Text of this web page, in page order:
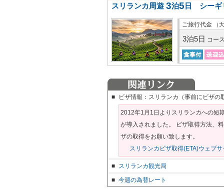
スリランカ周遊 3泊5 日 シーギ
ご旅行代金 （
3泊5日 コー
■ ビザ情報：スリランカ（事前にビザの
2012年1月1日よりスリランカへの短
が導入されました。 ビザ取得方法、
ザの取得をお願い致します。
スリランカビザ取得(ETA)ウェブサ
■
スリランカ観光局
■ 今週の為替レート